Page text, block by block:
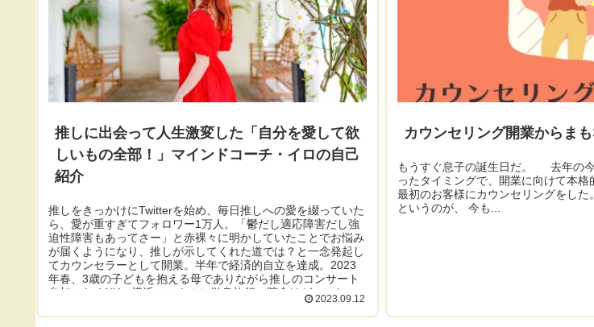
推しに出会って人生激変した「自分を愛して欲
しいもの全部！」マインドコーチ・イロの自己
紹介
推しをきっかけにTwitterを始め、毎日推しへの愛を綴っていた
ら、愛が重すぎてフォロワー1万人。「鬱だし適応障害だし強
迫性障害もあってさー」と赤裸々に明かしていたことでお悩み
が届くようになり、推しが示してくれた道では？と一念発起し
てカウンセラーとして開業。半年で経済的自立を達成。2023
年春、3歳の子どもを抱える母でありながら推しのコンサート
参加のためNY、横浜、ソウルに単身旅行。貯金はゼロになっ
たが「全力で経験を買う」ことの価値と、「小さな子供がいて
もマインド次第で欲しいものを全て手に入れることはできる」
2023.09.12
カウンセリング開業からま
もうすぐ息子の誕生日だ。 去年の今
ったタイミングで、開業に向けて本格
最初のお客様にカウンセリングをし
というのが、 今も...